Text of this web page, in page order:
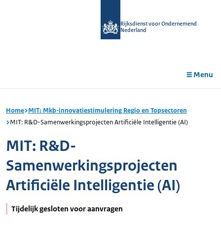
Rijksdienst voor Ondernemend
Nederland
Menu
Home MIT: Mkb-innovatiestimulering Regio en Topsectoren
MIT: R&D-Samenwerkingsprojecten Artificiële Intelligentie (AI)
MIT: R&D-
Samenwerkingsprojecten
Artificiële Intelligentie (AI)
Tijdelijk gesloten voor aanvragen